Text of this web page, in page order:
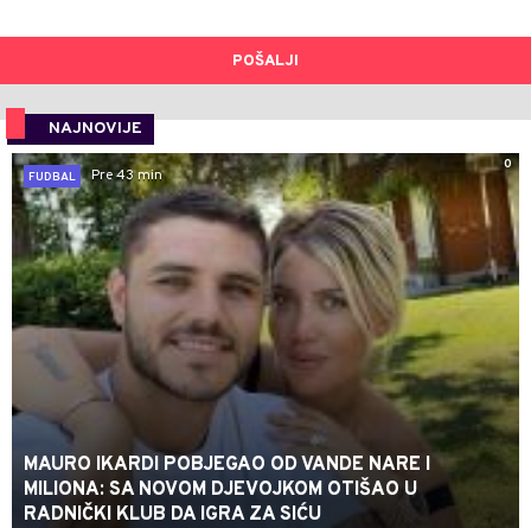
POŠALJI
NAJNOVIJE
0
FUDBAL
Pre 43 min
MAURO IKARDI POBJEGAO OD VANDE NARE I
MILIONA: SA NOVOM DJEVOJKOM OTIŠAO U
RADNIČKI KLUB DA IGRA ZA SIĆU